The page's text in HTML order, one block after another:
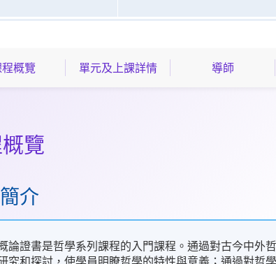
概覽 單元及上課詳情 導師
覽
介
論證書是哲學系列課程的入門課程。通過對古今中外
究和探討，使學員明瞭哲學的特性與意義；通過對哲